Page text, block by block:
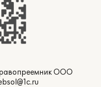
ООО